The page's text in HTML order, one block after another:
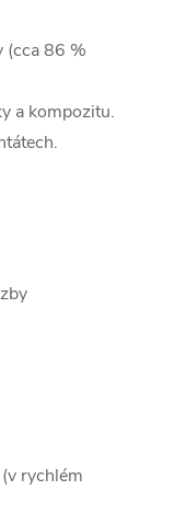
(cca 86 %
a kompozitu.
rychlém